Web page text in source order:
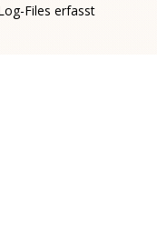
Files erfasst